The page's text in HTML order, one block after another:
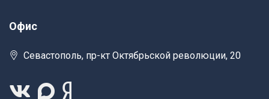
Офис
Севастополь, пр-кт Октябрьской революции, 20